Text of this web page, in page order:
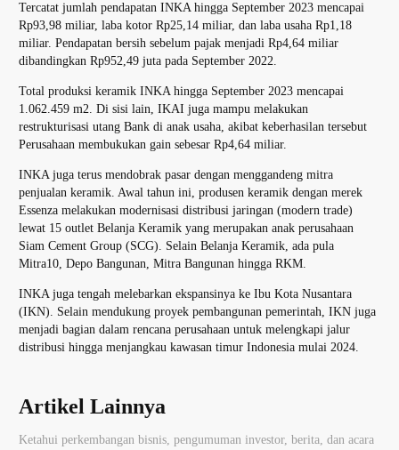
Tercatat jumlah pendapatan INKA hingga September 2023 mencapai
Rp93,98 miliar, laba kotor Rp25,14 miliar, dan laba usaha Rp1,18
miliar. Pendapatan bersih sebelum pajak menjadi Rp4,64 miliar
dibandingkan Rp952,49 juta pada September 2022.
Total produksi keramik INKA hingga September 2023 mencapai
1.062.459 m2. Di sisi lain, IKAI juga mampu melakukan
restrukturisasi utang Bank di anak usaha, akibat keberhasilan tersebut
Perusahaan membukukan gain sebesar Rp4,64 miliar.
INKA juga terus mendobrak pasar dengan menggandeng mitra
penjualan keramik. Awal tahun ini, produsen keramik dengan merek
Essenza melakukan modernisasi distribusi jaringan (modern trade)
lewat 15 outlet Belanja Keramik yang merupakan anak perusahaan
Siam Cement Group (SCG). Selain Belanja Keramik, ada pula
Mitra10, Depo Bangunan, Mitra Bangunan hingga RKM.
INKA juga tengah melebarkan ekspansinya ke Ibu Kota Nusantara
(IKN). Selain mendukung proyek pembangunan pemerintah, IKN juga
menjadi bagian dalam rencana perusahaan untuk melengkapi jalur
distribusi hingga menjangkau kawasan timur Indonesia mulai 2024.
Artikel Lainnya
Ketahui perkembangan bisnis, pengumuman investor, berita, dan acara